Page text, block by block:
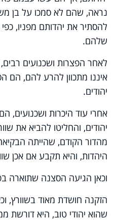
נראה, שהם לא סמכו על בן
להסתיר את יהדותם מפניו,
שלהם.
לאחר הפצרות ושכנועים
איננו מתכוון להרע להם, הם
יהודים.
אחרי עוד היכרות ושכנועים,
יהודים, והחליטו להביא את
מהדור הקודם, שהייתה
היהדות, והיא תקבע אם אכן
וכאן הגיעה הסצנה שתוארה
הזקנה חושדת מאוד בשוורץ,
שהוא יהודי טוב, היא דורשת